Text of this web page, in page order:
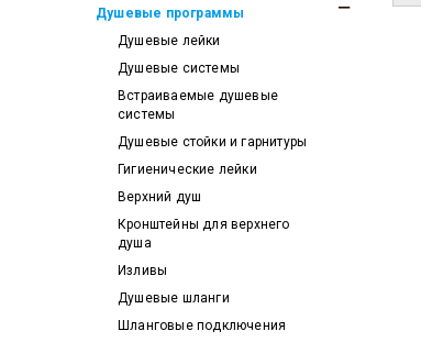
Душевые программы
Душевые лейки
Душевые системы
Встраиваемые душевые
системы
Душевые стойки и гарнитуры
Гигиенические лейки
Верхний душ
Кронштейны для верхнего
душа
Изливы
Душевые шланги
Шланговые подключения